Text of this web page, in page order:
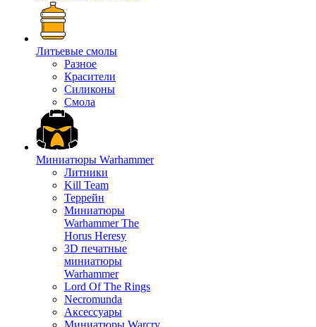
Литьевые смолы
Разное
Красители
Силиконы
Смола
Миниатюры Warhammer
Литники
Kill Team
Террейн
Миниатюры
Warhammer The
Horus Heresy
3D печатные
миниатюры
Warhammer
Lord Of The Rings
Necromunda
Аксессуары
Миниатюры Warcry